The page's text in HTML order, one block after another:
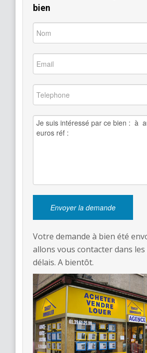
bien
Votre demande à bien été
allons vous contacter dans
délais. A bientôt.